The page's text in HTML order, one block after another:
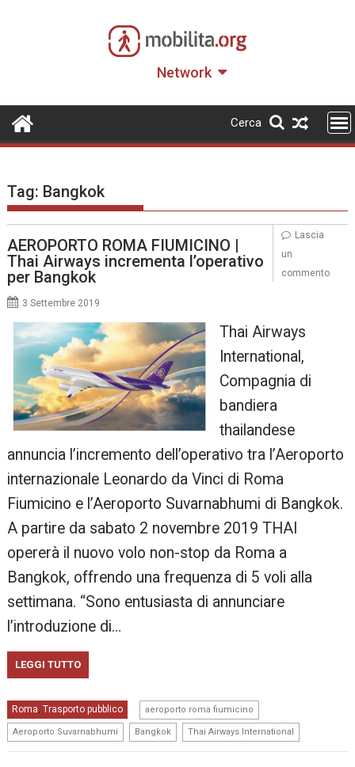
Network
Cerca
Tag: Bangkok
AEROPORTO ROMA FIUMICINO |
Thai Airways incrementa l’operativo
per Bangkok
3 Settembre 2019
Thai Airways
International,
Compagnia di
bandiera
thailandese
annuncia l’incremento dell’operativo tra l’Aeroporto
internazionale Leonardo da Vinci di Roma
Fiumicino e l’Aeroporto Suvarnabhumi di Bangkok.
A partire da sabato 2 novembre 2019 THAI
opererà il nuovo volo non-stop da Roma a
Bangkok, offrendo una frequenza di 5 voli alla
settimana. “Sono entusiasta di annunciare
l’introduzione di…
LEGGI TUTTO
Roma, Trasporto pubblico aeroporto roma fiumicino
Aeroporto Suvarnabhumi Bangkok Thai Airways International
Lascia
un
commento